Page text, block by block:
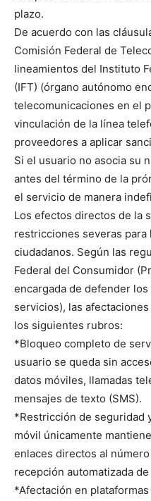
plazo.
De acuerdo con las
Comisión Federal de
lineamientos del Instituto
(IFT) (órgano autónomo
telecomunicaciones en el
vinculación de la línea
proveedores a aplicar
Si el usuario no asocia su
antes del término de la
el servicio de manera
Los efectos directos de la
restricciones severas para
ciudadanos. Según las
Federal del Consumidor
encargada de defender
servicios), las
los siguientes rubros:
*Bloqueo completo de
usuario se queda sin
datos móviles, llamadas
mensajes de texto (SMS).
*Restricción de seguridad
móvil únicamente
enlaces directos al
recepción automatizada
*Afectación en